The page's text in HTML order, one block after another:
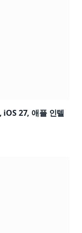
27, 애플 인텔